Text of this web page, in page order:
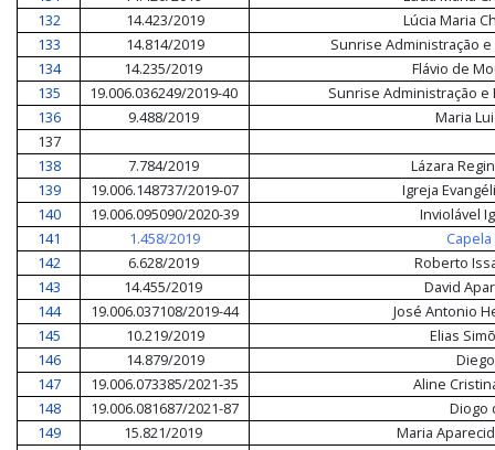
132
14.423/2019
Lúcia Maria
133
14.814/2019
Sunrise Administração e
134
14.235/2019
Flávio de
135
19.006.036249/2019-40
Sunrise Administração e
136
9.488/2019
Maria
137
138
7.784/2019
Lázara
139
19.006.148737/2019-07
Igreja
140
19.006.095090/2020-39
Inviolável
141
1.458/2019
142
6.628/2019
Roberto
143
14.455/2019
David
144
19.006.037108/2019-44
José Antonio
145
10.219/2019
Elias
146
14.879/2019
147
19.006.073385/2021-35
Aline
148
19.006.081687/2021-87
Diogo
149
15.821/2019
Maria